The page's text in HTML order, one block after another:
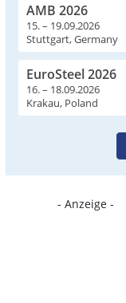
AMB 2026
15. – 19.09.2026
Stuttgart, Germany
EuroSteel 2026
16. – 18.09.2026
Krakau, Poland
- Anzeige -